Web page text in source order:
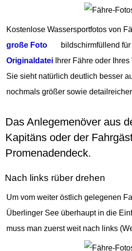
Kostenlose Wassersportfotos von
große Foto
bildschirmfüllend
Originaldatei Ihrer Fähre oder
Sie sieht natürlich deutlich besser
nochmals größer sowie
Das Anlegemenöver aus
Kapitäns oder der
Promenadendeck.
Nach links rüber drehen
Um vom weiter östlich gelegenen
Überlinger See überhaupt in die
muss man zuerst weit nach links